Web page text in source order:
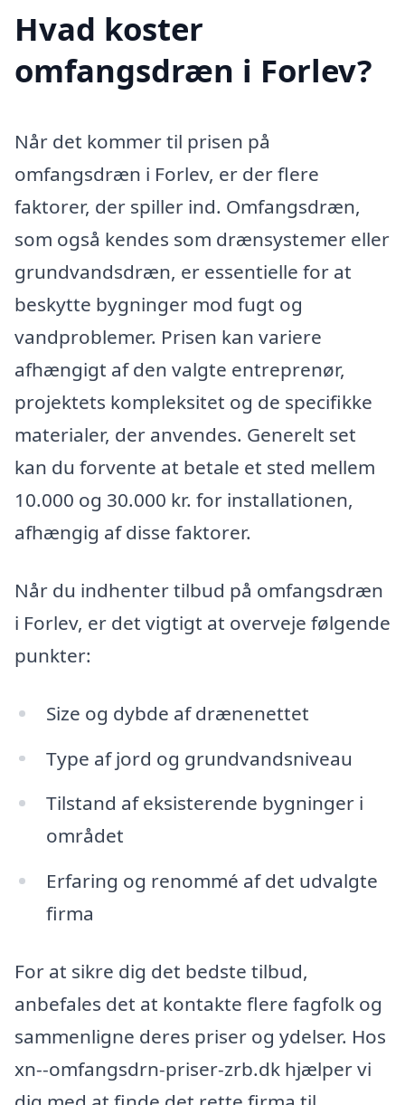
Hvad koster
omfangsdræn i Forlev?
Når det kommer til prisen på
omfangsdræn i Forlev, er der flere
faktorer, der spiller ind. Omfangsdræn,
som også kendes som drænsystemer eller
grundvandsdræn, er essentielle for at
beskytte bygninger mod fugt og
vandproblemer. Prisen kan variere
afhængigt af den valgte entreprenør,
projektets kompleksitet og de specifikke
materialer, der anvendes. Generelt set
kan du forvente at betale et sted mellem
10.000 og 30.000 kr. for installationen,
afhængig af disse faktorer.
Når du indhenter tilbud på omfangsdræn
i Forlev, er det vigtigt at overveje følgende
punkter:
Size og dybde af drænenettet
Type af jord og grundvandsniveau
Tilstand af eksisterende bygninger i
området
Erfaring og renommé af det udvalgte
firma
For at sikre dig det bedste tilbud,
anbefales det at kontakte flere fagfolk og
sammenligne deres priser og ydelser. Hos
xn--omfangsdrn-priser-zrb.dk hjælper vi